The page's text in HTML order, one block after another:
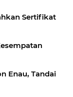
Sertifikat
Enau, Tandai